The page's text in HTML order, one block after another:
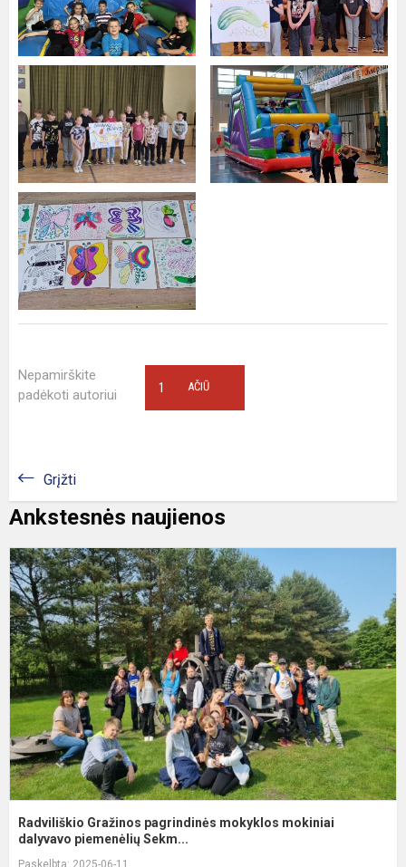
Nepamirškite
padėkoti autoriui
AČIŪ
1
Grįžti
Ankstesnės naujienos
Radviliškio Gražinos pagrindinės mokyklos mokiniai
dalyvavo piemenėlių Sekm...
Paskelbta: 2025-06-11